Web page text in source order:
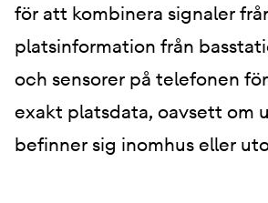
för att kombinera signaler
platsinformation från
och sensorer på telefonen
exakt platsdata, oavsett om
befinner sig inomhus eller